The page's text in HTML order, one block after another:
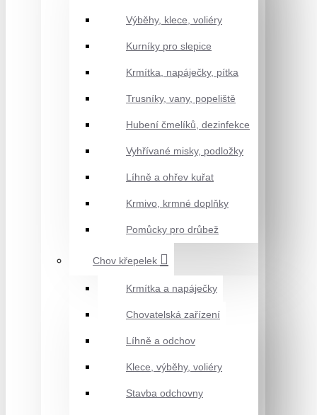
Výběhy, klece, voliéry
Kurníky pro slepice
Krmítka, napáječky, pítka
Trusníky, vany, popeliště
Hubení čmelíků, dezinfekce
Vyhřívané misky, podložky
Líhně a ohřev kuřat
Krmivo, krmné doplňky
Pomůcky pro drůbež
Chov křepelek
Krmítka a napáječky
Chovatelská zařízení
Líhně a odchov
Klece, výběhy, voliéry
Stavba odchovny